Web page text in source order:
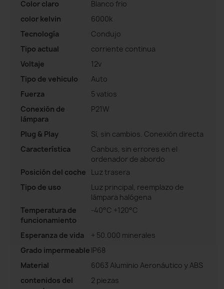
Color claro
Blanco frio
color kelvin
6000k
Tecnología
Condujo
Tipo actual
corriente continua
Voltaje
12v
Tipo de vehiculo
Auto
Fuerza
5 vatios
Conexión de
lámpara
P21W
Plug & Play
Sí, sin cambios. Conexión directa
Característica
Canbus, sin errores en el
ordenador de abordo
Posición del coche
Luz trasera
Tipo de uso
Luz principal, reemplazo de
lámpara halógena
Temperatura de
funcionamiento
-40°C +120°C
Esperanza de vida
+ 50.000 minerales
Grado impermeable IP68
Material
6063 Aluminio Aeronáutico y ABS
contenidos del
2 piezas